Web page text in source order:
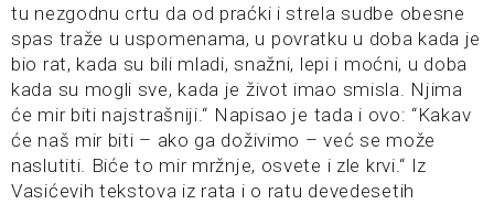
tu nezgodnu crtu da od praćki i strela sudbe obesne
spas traže u uspomenama, u povratku u doba kada je
bio rat, kada su bili mladi, snažni, lepi i moćni, u doba
kada su mogli sve, kada je život imao smisla. Njima
će mir biti najstrašniji.“ Napisao je tada i ovo: “Kakav
će naš mir biti – ako ga doživimo – već se može
naslutiti. Biće to mir mržnje, osvete i zle krvi.“ Iz
Vasićevih tekstova iz rata i o ratu devedesetih